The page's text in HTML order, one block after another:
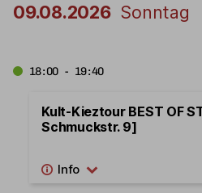
09.08.2026 Sonntag
18:00 - 19:40
Kult-Kieztour BEST OF
Schmuckstr. 9]